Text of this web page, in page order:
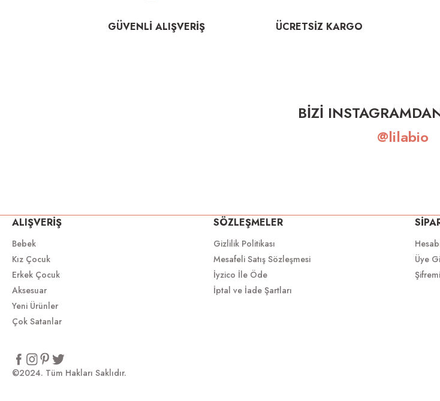
GÜVENLİ ALIŞVERİŞ ÜCRETSİZ KARGO
BİZİ
@lilabio
ALIŞVERİŞ
Bebek
Kız Çocuk
Erkek Çocuk
Aksesuar
Yeni Ürünler
Çok Satanlar
SÖZLEŞMELER
Gizlilik Politikası
Mesafeli Satış Sözleşmesi
İyzico İle Öde
İptal ve İade Şartları
Üye
©2024. Tüm Hakları Saklıdır.